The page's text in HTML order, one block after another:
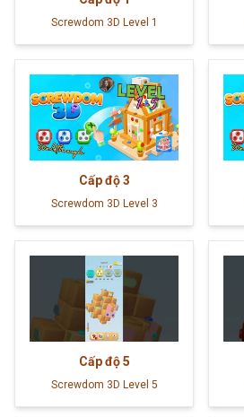
Screwdom 3D Level 1
Cấp độ 3
Screwdom 3D Level 3
Cấp độ 5
Screwdom 3D Level 5